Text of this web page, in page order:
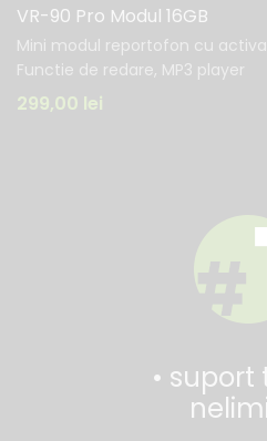
VR-90 Pro Modul 16GB
Mini modul reportofon cu
Functie de redare, MP3 player
299,00 lei
• suport